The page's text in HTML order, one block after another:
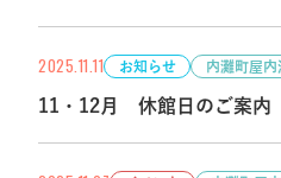
2025.11.11 お知らせ 内灘町屋内
11・12月 休館日のご案内